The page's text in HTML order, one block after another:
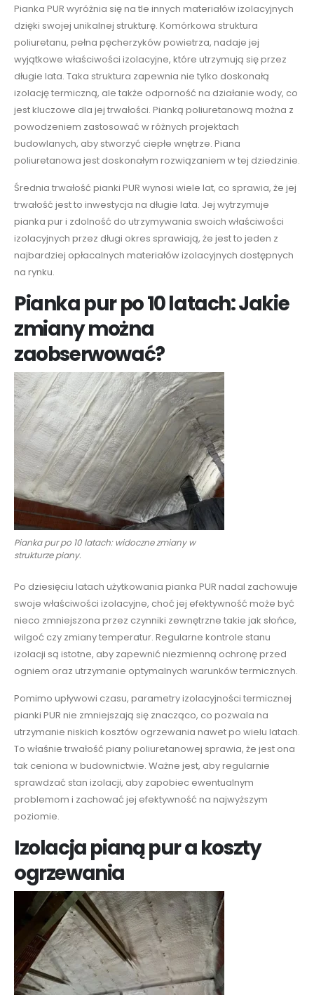
Pianka PUR wyróżnia się na tle innych materiałów izolacyjnych
dzięki swojej unikalnej strukturę. Komórkowa struktura
poliuretanu, pełna pęcherzyków powietrza, nadaje jej
wyjątkowe właściwości izolacyjne, które utrzymują się przez
długie lata. Taka struktura zapewnia nie tylko doskonałą
izolację termiczną, ale także odporność na działanie wody, co
jest kluczowe dla jej trwałości. Pianką poliuretanową można z
powodzeniem zastosować w różnych projektach
budowlanych, aby stworzyć ciepłe wnętrze. Piana
poliuretanowa jest doskonałym rozwiązaniem w tej dziedzinie.
Średnia trwałość pianki PUR wynosi wiele lat, co sprawia, że jej
trwałość jest to inwestycja na długie lata. Jej wytrzymuje
pianka pur i zdolność do utrzymywania swoich właściwości
izolacyjnych przez długi okres sprawiają, że jest to jeden z
najbardziej opłacalnych materiałów izolacyjnych dostępnych
na rynku.
Pianka pur po 10 latach: Jakie
zmiany można
zaobserwować?
Pianka pur po 10 latach: widoczne zmiany w
strukturze piany.
Po dziesięciu latach użytkowania pianka PUR nadal zachowuje
swoje właściwości izolacyjne, choć jej efektywność może być
nieco zmniejszona przez czynniki zewnętrzne takie jak słońce,
wilgoć czy zmiany temperatur. Regularne kontrole stanu
izolacji są istotne, aby zapewnić niezmienną ochronę przed
ogniem oraz utrzymanie optymalnych warunków termicznych.
Pomimo upływowi czasu, parametry izolacyjności termicznej
pianki PUR nie zmniejszają się znacząco, co pozwala na
utrzymanie niskich kosztów ogrzewania nawet po wielu latach.
To właśnie trwałość piany poliuretanowej sprawia, że jest ona
tak ceniona w budownictwie. Ważne jest, aby regularnie
sprawdzać stan izolacji, aby zapobiec ewentualnym
problemom i zachować jej efektywność na najwyższym
poziomie.
Izolacja pianą pur a koszty
ogrzewania